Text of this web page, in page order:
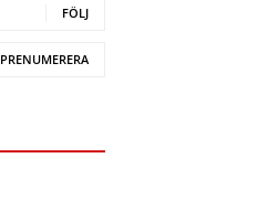
FÖLJ
PRENUMERERA